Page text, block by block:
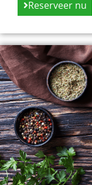
Reserveer nu